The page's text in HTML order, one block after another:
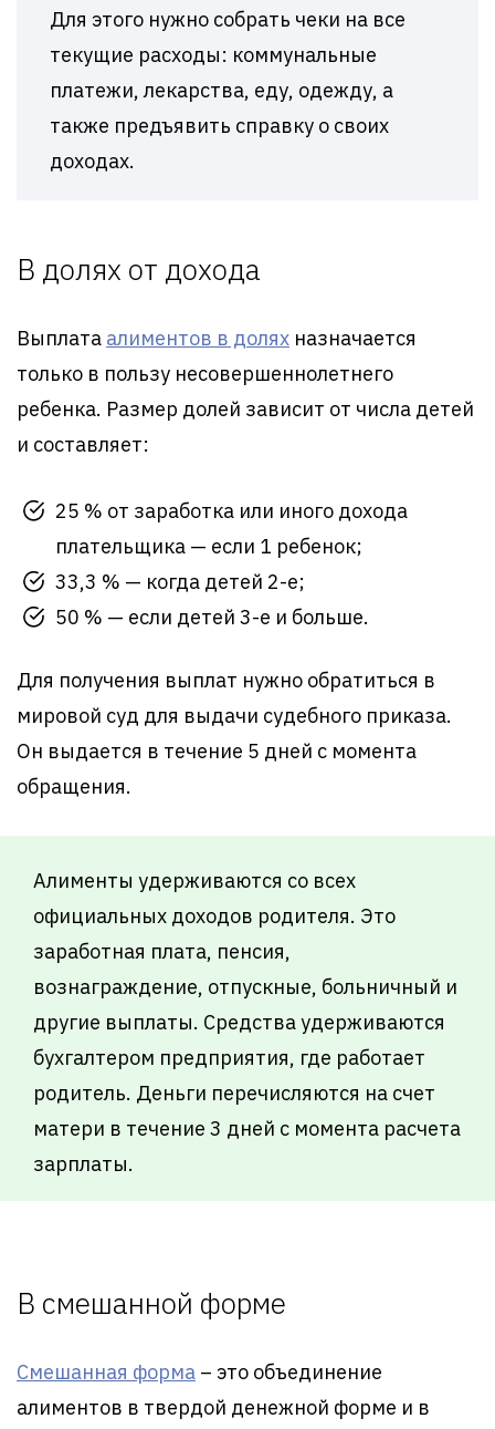
Для этого нужно собрать чеки на все
текущие расходы: коммунальные
платежи, лекарства, еду, одежду, а
также предъявить справку о своих
доходах.
В долях от дохода
Выплата алиментов в долях назначается
только в пользу несовершеннолетнего
ребенка. Размер долей зависит от числа детей
и составляет:
25 % от заработка или иного дохода
плательщика — если 1 ребенок;
33,3 % — когда детей 2-е;
50 % — если детей 3-е и больше.
Для получения выплат нужно обратиться в
мировой суд для выдачи судебного приказа.
Он выдается в течение 5 дней с момента
обращения.
Алименты удерживаются со всех
официальных доходов родителя. Это
заработная плата, пенсия,
вознаграждение, отпускные, больничный и
другие выплаты. Средства удерживаются
бухгалтером предприятия, где работает
родитель. Деньги перечисляются на счет
матери в течение 3 дней с момента расчета
зарплаты.
В смешанной форме
Смешанная форма – это объединение
алиментов в твердой денежной форме и в